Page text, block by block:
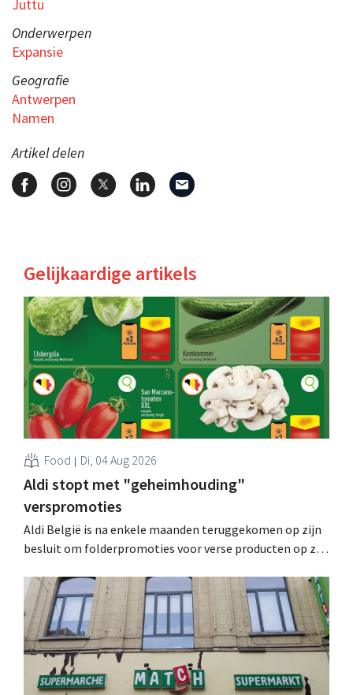
Juttu
Onderwerpen
Expansie
Geografie
Antwerpen
Namen
Artikel delen
Gelijkaardige artikels
Food Di, 04 Aug 2026
Aldi stopt met "geheimhouding"
verspromoties
Aldi België is na enkele maanden teruggekomen op zijn
besluit om folderpromoties voor verse producten op zijn
werking treden: "Onze klanten willen goed
geïnformeerd worden." .